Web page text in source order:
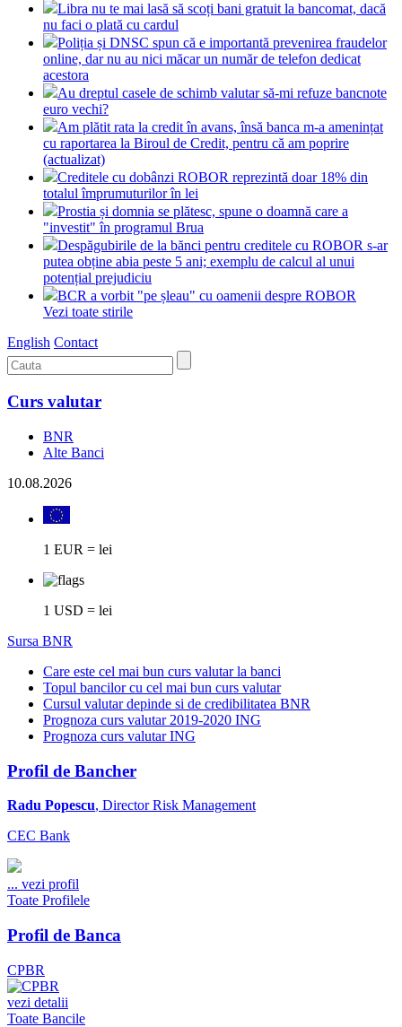
Libra nu te mai lasă să scoți bani gratuit la bancomat, dacă
nu faci o plată cu cardul
Poliția și DNSC spun că e importantă prevenirea fraudelor
online, dar nu au nici măcar un număr de telefon dedicat
acestora
Au dreptul casele de schimb valutar să-mi refuze bancnote
euro vechi?
Am plătit rata la credit în avans, însă banca m-a amenințat
cu raportarea la Biroul de Credit, pentru că am poprire
(actualizat)
Creditele cu dobânzi ROBOR reprezintă doar 18% din
totalul împrumuturilor în lei
Prostia și domnia se plătesc, spune o doamnă care a
"investit" în programul Brua
Despăgubirile de la bănci pentru creditele cu ROBOR s-ar
putea obține abia peste 5 ani; exemplu de calcul al unui
potențial prejudiciu
BCR a vorbit "pe șleau" cu oamenii despre ROBOR
Vezi toate stirile
English Contact
Curs valutar
BNR
Alte Banci
10.08.2026
1 EUR = lei
1 USD = lei
Sursa BNR
Care este cel mai bun curs valutar la banci
Topul bancilor cu cel mai bun curs valutar
Cursul valutar depinde si de credibilitatea BNR
Prognoza curs valutar 2019-2020 ING
Prognoza curs valutar ING
Profil de Bancher
Radu Popescu, Director Risk Management
CEC Bank
... vezi profil
Toate Profilele
Profil de Banca
CPBR
vezi detalii
Toate Bancile